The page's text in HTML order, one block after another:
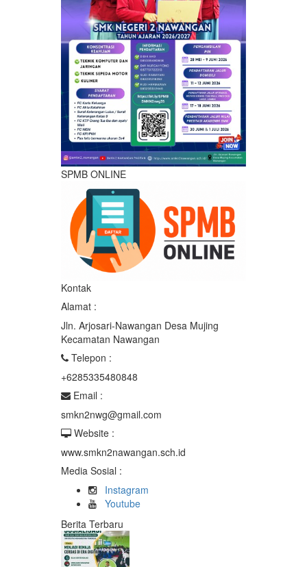
SPMB ONLINE
Kontak
Alamat :
Jln. Arjosari-Nawangan Desa Mujing
Kecamatan Nawangan
Telepon :
+6285335480848
Email :
smkn2nwg@gmail.com
Website :
www.smkn2nawangan.sch.id
Media Sosial :
Instagram
Youtube
Berita Terbaru